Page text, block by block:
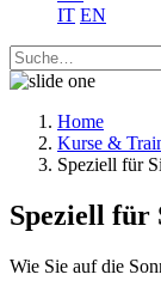
IT EN
Home
Kurse &
Speziell für
Speziell für
Wie Sie auf die